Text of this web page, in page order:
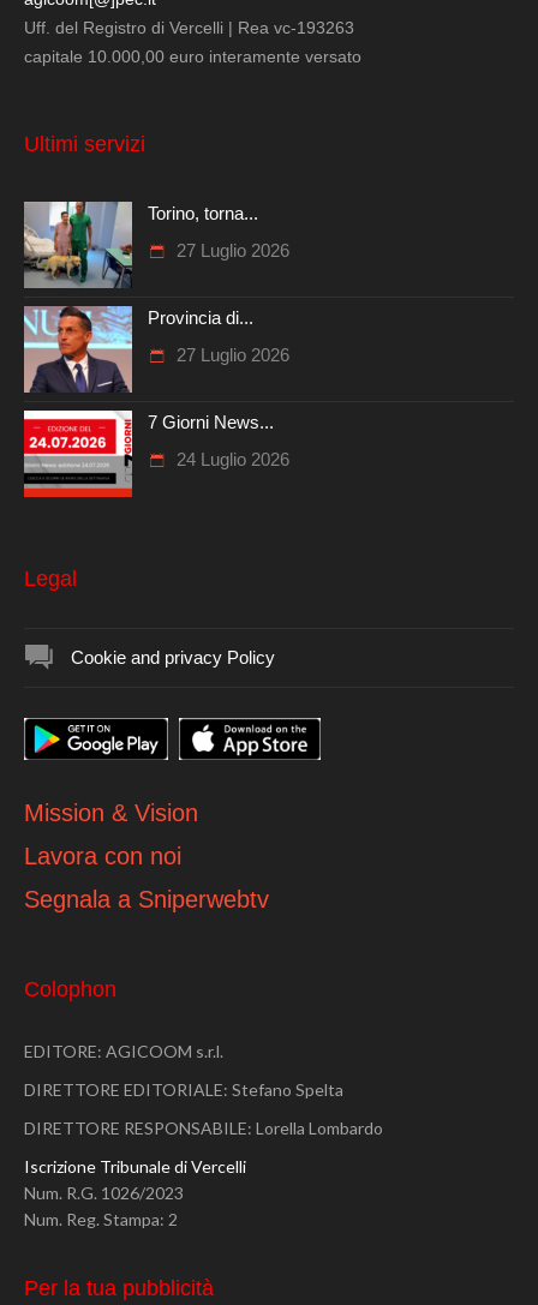
Uff. del Registro di Vercelli | Rea vc-193263
capitale 10.000,00 euro interamente versato
Ultimi servizi
Torino, torna...
27 Luglio 2026
Provincia di...
27 Luglio 2026
7 Giorni News...
24 Luglio 2026
Legal
Cookie and privacy Policy
Mission & Vision
Lavora con noi
Segnala a Sniperwebtv
Colophon
EDITORE: AGICOOM s.r.l.
DIRETTORE EDITORIALE: Stefano Spelta
DIRETTORE RESPONSABILE: Lorella Lombardo
Iscrizione Tribunale di Vercelli
Num. R.G. 1026/2023
Num. Reg. Stampa: 2
Per la tua pubblicità